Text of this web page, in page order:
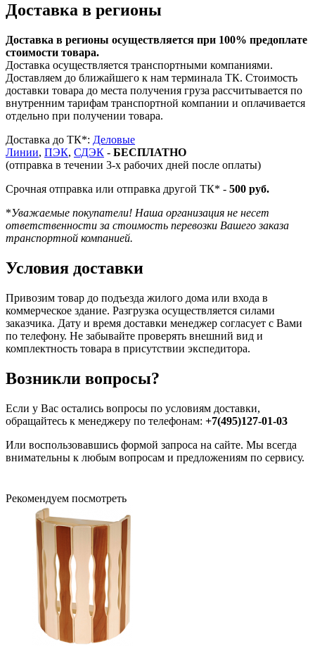
Доставка в регионы
Доставка в регионы осуществляется при 100% предоплате
стоимости товара.
Доставка осуществляется транспортными компаниями.
Доставляем до ближайшего к нам терминала ТК. Стоимость
доставки товара до места получения груза рассчитывается по
внутренним тарифам транспортной компании и оплачивается
отдельно при получении товара.
Доставка до ТК*: Деловые
Линии, ПЭК, СДЭК - БЕСПЛАТНО
(отправка в течении 3-х рабочих дней после оплаты)
Срочная отправка или отправка другой ТК* - 500 руб.
*Уважаемые покупатели! Наша организация не несет
ответственности за стоимость перевозки Вашего заказа
транспортной компанией.
Условия доставки
Привозим товар до подъезда жилого дома или входа в
коммерческое здание. Разгрузка осуществляется силами
заказчика. Дату и время доставки менеджер согласует с Вами
по телефону. Не забывайте проверять внешний вид и
комплектность товара в присутствии экспедитора.
Возникли вопросы?
Если у Вас остались вопросы по условиям доставки,
обращайтесь к менеджеру по телефонам: +7(495)127-01-03
Или воспользовавшись формой запроса на сайте. Мы всегда
внимательны к любым вопросам и предложениям по сервису.
Рекомендуем посмотреть